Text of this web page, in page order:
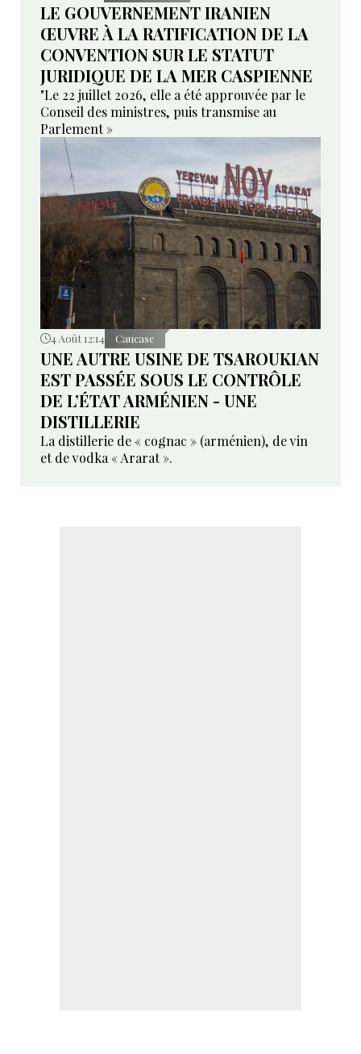
LE GOUVERNEMENT IRANIEN
ŒUVRE À LA RATIFICATION DE LA
CONVENTION SUR LE STATUT
JURIDIQUE DE LA MER CASPIENNE
"Le 22 juillet 2026, elle a été approuvée par le
Conseil des ministres, puis transmise au
Parlement »
4 Août 12:14 Caucase
UNE AUTRE USINE DE TSAROUKIAN
EST PASSÉE SOUS LE CONTRÔLE
DE L’ÉTAT ARMÉNIEN - UNE
DISTILLERIE
La distillerie de « cognac » (arménien), de vin
et de vodka « Ararat ».